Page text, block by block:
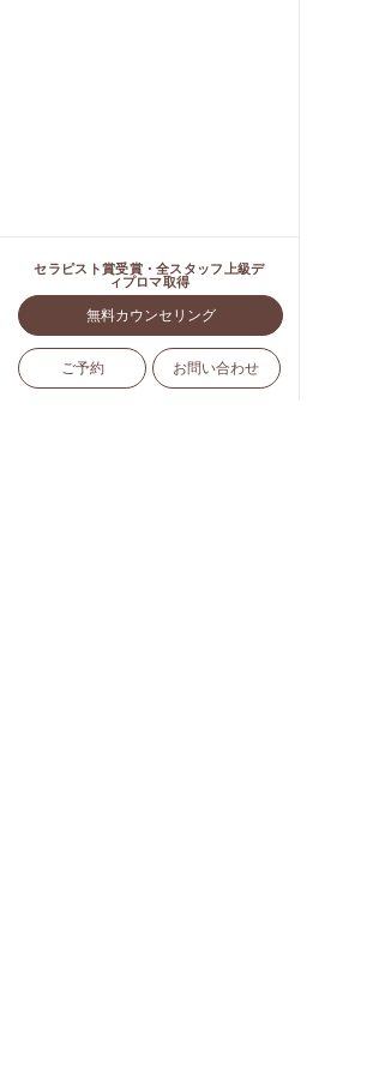
セラピスト賞受賞・全スタッフ上級デ
ィプロマ取得
無料カウンセリング
ご予約 お問い合わせ